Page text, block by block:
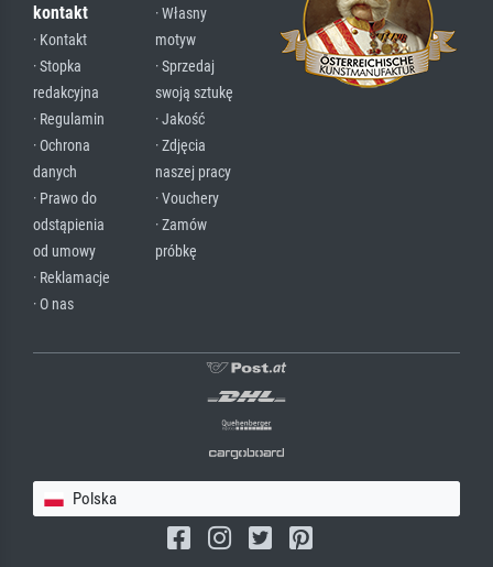
kontakt
· Kontakt
· Stopka
redakcyjna
· Regulamin
· Ochrona
danych
· Prawo do
odstąpienia
od umowy
· Reklamacje
· O nas
· Własny
motyw
· Sprzedaj
swoją sztukę
· Jakość
· Zdjęcia
naszej pracy
· Vouchery
· Zamów
próbkę
Polska